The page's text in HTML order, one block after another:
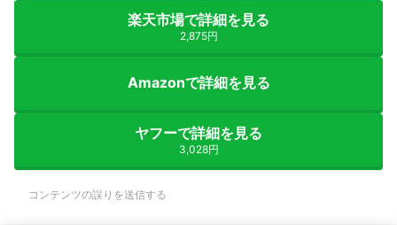
楽天市場で詳細を見る
2,875円
Amazonで詳細を見る
ヤフーで詳細を見る
3,028円
コンテンツの誤りを送信する